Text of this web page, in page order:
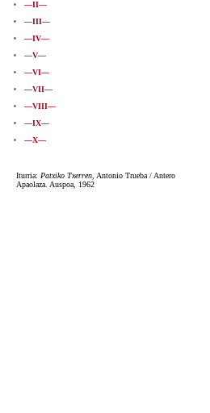
—II—
—III—
—IV—
—V—
—VI—
—VII—
—VIII—
—IX—
—X—
Iturria: Patxiko Txerren , Antonio Trueba / Antero
Apaolaza. Auspoa, 1962